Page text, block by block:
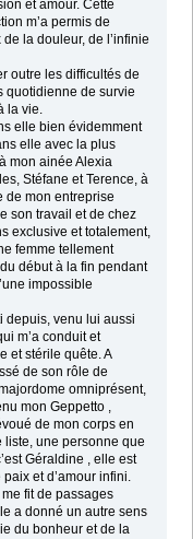
et amour. Cette
m’a permis de
la douleur, de l’infinie
outre les difficultés de
quotidienne de survie
la vie.
elle bien évidemment
elle avec la plus
mon ainée Alexia
Stéfane et Terence, à
de mon entreprise
son travail et de chez
exclusive et totalement,
femme tellement
début à la fin pendant
impossible
depuis, venu lui aussi
m’a conduit et
et stérile quête. A
de son rôle de
omniprésent,
mon Geppetto ,
de mon corps en
liste, une personne que
Géraldine , elle est
et d’amour infini.
fit de passages
a donné un autre sens
du bonheur et de la